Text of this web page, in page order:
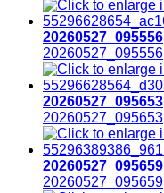
20260527_095556
20260527_095556
20260527_095653
20260527_095653
20260527_095659
20260527_095659